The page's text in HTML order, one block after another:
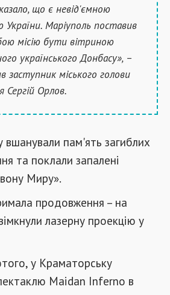
що є невід'ємною
України. Маріуполь поставив
місію бути вітриною
українського Донбасу», –
заступник міського голови
Сергій Орлов.
вшанували пам'ять загиблих
та поклали запалені
Миру».
продовження – на
лазерну проекцію у
у Краматорську
Maidan Inferno в